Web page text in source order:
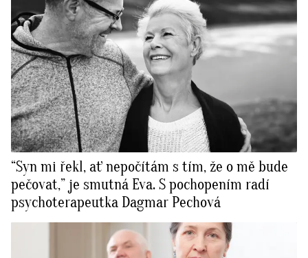
“Syn mi řekl, ať nepočítám s tím, že o mě bude
pečovat,” je smutná Eva. S pochopením radí
psychoterapeutka Dagmar Pechová